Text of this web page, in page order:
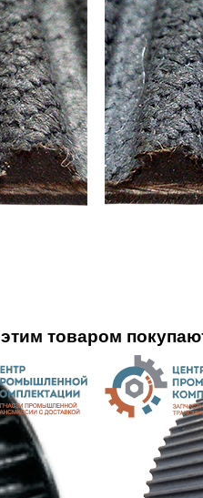
товаром